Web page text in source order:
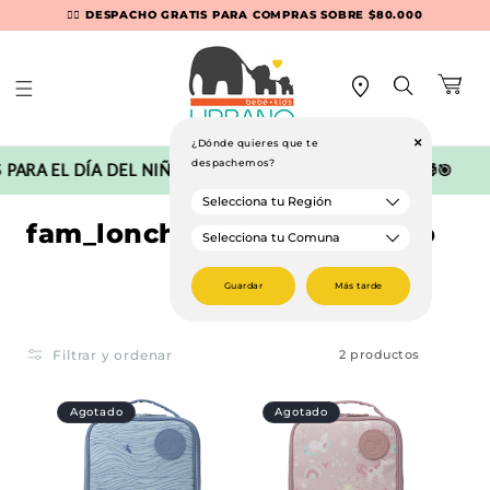
directamente
al contenido
🚛💨 DESPACHO EXPRESS EN RM (Recibe en 90 min)
👉🏻 DESPACHO GRATIS PARA COMPRAS SOBRE $80.000
¿Dónde quieres que te
despachemos?
+
Guardar Más tarde
EL DÍA DEL NIÑ@ CON SUPER DESCUENTOS!! 🧸🎁🎯
C
c
fam_lonchera-bolso-termico
Filtrar y ordenar 2 productos
Agotado Agotado